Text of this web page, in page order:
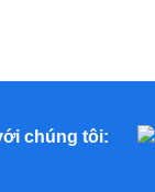
chúng tôi: